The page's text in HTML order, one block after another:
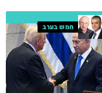
חמש בערב